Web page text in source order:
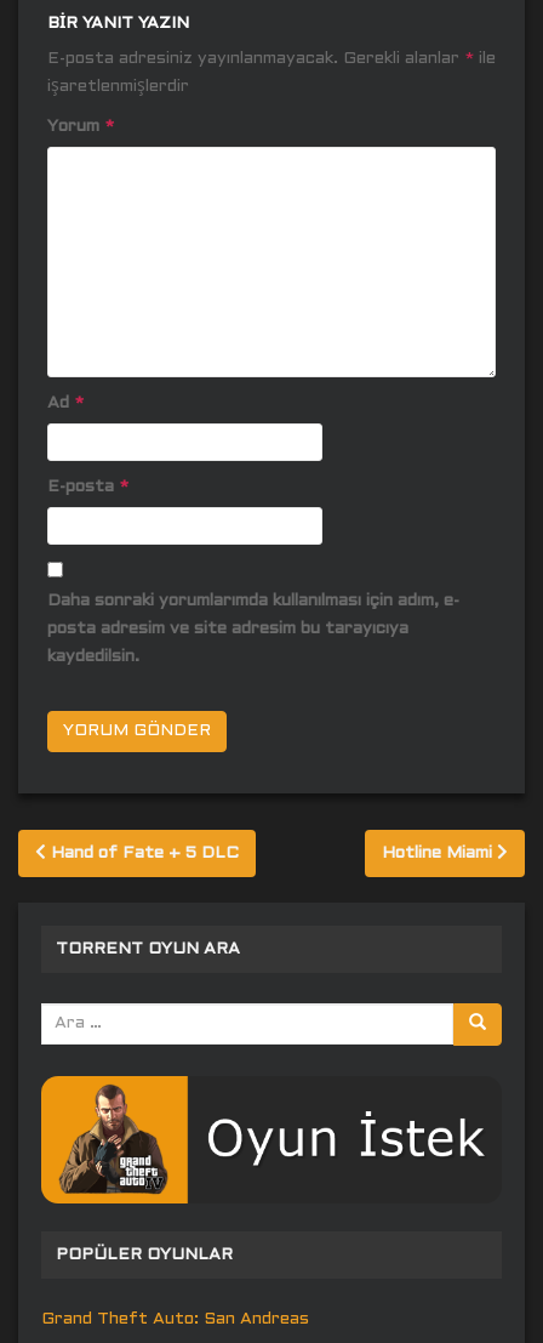
BIR YANIT YAZIN
E-posta adresiniz yayınlanmayacak. Gerekli alanlar * ile
işaretlenmişlerdir
Yorum *
Ad *
E-posta *
Daha sonraki yorumlarımda kullanılması için adım, e-
posta adresim ve site adresim bu tarayıcıya
kaydedilsin.
Yazı
gezinmesi
Hand of Fate + 5 DLC Hotline Miami
TORRENT OYUN ARA
Arama
yap:
POPÜLER OYUNLAR
Grand Theft Auto: San Andreas